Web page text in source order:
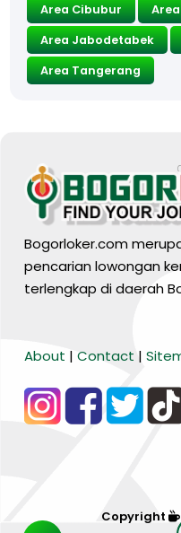
Area Cibubur
Area Jabodetabek
Area Tangerang
Bogorloker.com
pencarian lowongan
terlengkap di daerah
About | Contact |
Copyright